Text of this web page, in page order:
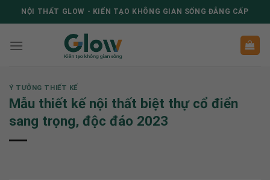
to
NỘI THẤT GLOW - KIẾN TẠO KHÔNG GIAN SỐNG ĐẲNG CẤP
Ý TƯỞNG THIẾT KẾ
Mẫu thiết kế nội thất biệt thự cổ điển
sang trọng, độc đáo 2023